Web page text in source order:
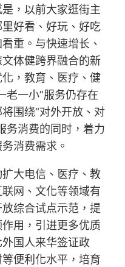
，以前大家逛街主
好看、好玩、好吃
重。与快速增长、
体健跨界融合的新
，教育、医疗、健
老一小”服务仍存在
围绕“对外开放、对
务消费的同时，着力
消费需求。
大电信、医疗、教
网、文化等领域有
综合试点示范，提
用，引进更多优质
国人来华签证政
便利化水平，培育